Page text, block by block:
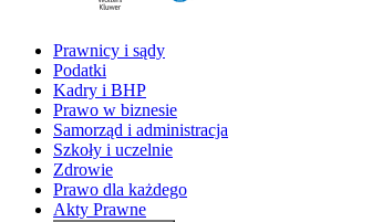
Prawnicy i sądy
Podatki
Kadry i BHP
Prawo w biznesie
Samorząd i administracja
Szkoły i uczelnie
Zdrowie
Prawo dla każdego
Akty Prawne